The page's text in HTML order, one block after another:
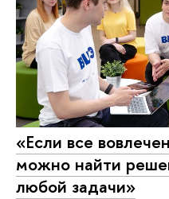
«Если все
можно найти
любой задачи»